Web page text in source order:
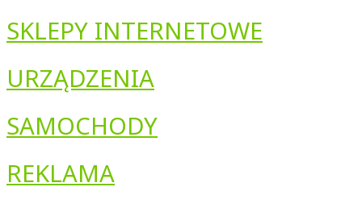
SKLEPY INTERNETOWE
URZĄDZENIA
SAMOCHODY
REKLAMA